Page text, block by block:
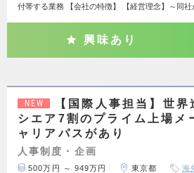
付帯する業務 【会社の特徴】 【経営理念】～同
興味あり
NEW
【国際人事担当】世
シエア7割のプライム上場メ
ャリアパスがあり
人事制度・企画
500万円 ～ 949万円 東京都
海